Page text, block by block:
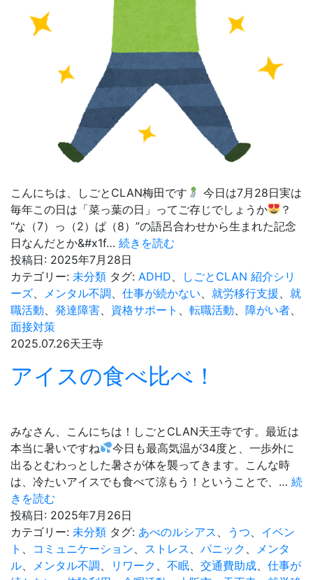
こんにちは、しごとCLAN梅田です
今日は7月28日実は
毎年この日は「菜っ葉の日」ってご存じでしょうか
？
“な（7）っ（2）ぱ（8）”の語呂合わせから生まれた記念
日なんだとか&#x1f… 続きを読む
テ
予
防
レ
投稿日: 2025年7月28日
カテゴリー: 未分類 タグ: ADHD
しごとCLAN 紹介シリ
ーズ
メンタル不調 仕事が続かない 就労移行支援
就
職活動
発達障害 資格サポート 転職活動 障がい者
面接対策
2025.07.26天王寺
アイスの食べ比べ！
みなさん、こんにちは！しごとCLAN天王寺です。最近は
本当に暑いですね
今日も最高気温が34度と、一歩外に
出るとむわっとした暑さが体を襲ってきます。こんな時
は、冷たいアイスでも食べて涼もう！ということで、… 続
きを読む
イ
ス
の
食
投稿日: 2025年7月26日
カテゴリー: 未分類 タグ: あべのルシアス うつ
イベン
ト
コミュニケーション ストレス パニック
メンタ
ル
メンタル不調 リワーク 不眠 交通費助成
仕事が